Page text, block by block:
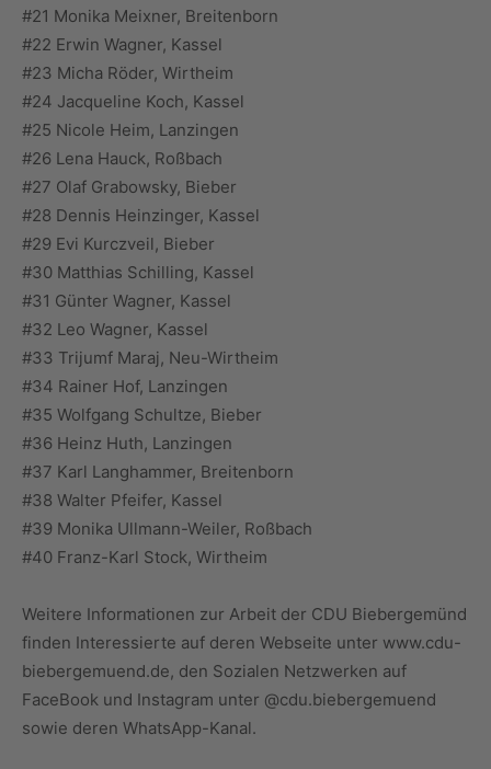
#21 Monika Meixner, Breitenborn
#22 Erwin Wagner, Kassel
#23 Micha Röder, Wirtheim
#24 Jacqueline Koch, Kassel
#25 Nicole Heim, Lanzingen
#26 Lena Hauck, Roßbach
#27 Olaf Grabowsky, Bieber
#28 Dennis Heinzinger, Kassel
#29 Evi Kurczveil, Bieber
#30 Matthias Schilling, Kassel
#31 Günter Wagner, Kassel
#32 Leo Wagner, Kassel
#33 Trijumf Maraj, Neu-Wirtheim
#34 Rainer Hof, Lanzingen
#35 Wolfgang Schultze, Bieber
#36 Heinz Huth, Lanzingen
#37 Karl Langhammer, Breitenborn
#38 Walter Pfeifer, Kassel
#39 Monika Ullmann-Weiler, Roßbach
#40 Franz-Karl Stock, Wirtheim
Weitere Informationen zur Arbeit der CDU Biebergemünd
finden Interessierte auf deren Webseite unter www.cdu-
biebergemuend.de, den Sozialen Netzwerken auf
FaceBook und Instagram unter @cdu.biebergemuend
sowie deren WhatsApp-Kanal.